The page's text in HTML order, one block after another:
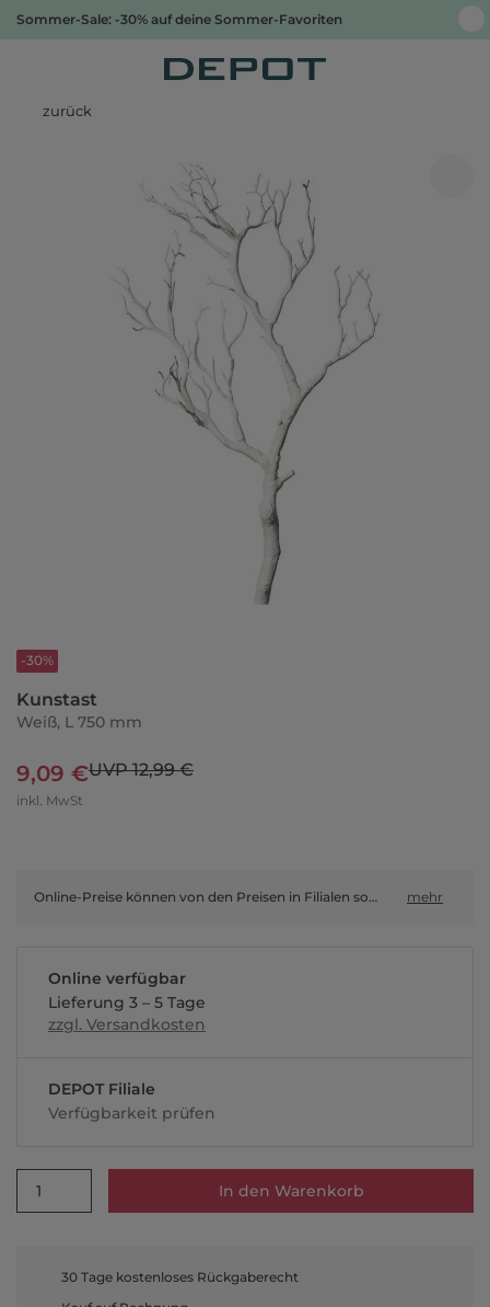
Sommer-Sale: -30% auf deine Sommer-Favoriten
zurück
-30%
Kunstast
Weiß, L 750 mm
9,09 €UVP 12,99 €
inkl. MwSt
Online-Preise können von den Preisen in Filialen sowie Shop-in-Shop-Flächen abweichen. mehr
Online verfügbar
Lieferung 3 – 5 Tage
zzgl. Versandkosten
DEPOT Filiale
Verfügbarkeit prüfen
1 In den Warenkorb
30 Tage kostenloses Rückgaberecht